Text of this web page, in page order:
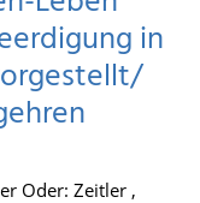
in
Oder: Zeitler ,